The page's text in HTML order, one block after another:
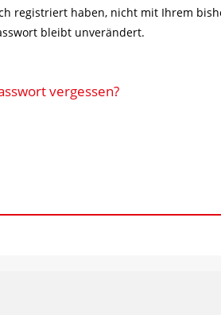
registriert haben, nicht mit Ihrem
bleibt unverändert.
vergessen?